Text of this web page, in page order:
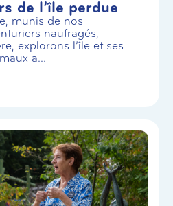
de l’île perdue
munis de nos
naufragés,
explorons l’île et ses
a...